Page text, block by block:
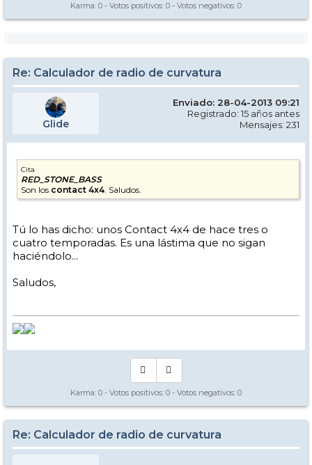
Karma: 0 - Votos positivos: 0 - Votos negativos: 0
Re: Calculador de radio de curvatura
Glide
Enviado: 28-04-2013 09:21
Registrado: 15 años antes
Mensajes: 231
Cita
RED_STONE_BASS
Son los contact 4x4. Saludos.
Tú lo has dicho: unos Contact 4x4 de hace tres o
cuatro temporadas. Es una lástima que no sigan
haciéndolo...
Saludos,
Karma: 0 - Votos positivos: 0 - Votos negativos: 0
Re: Calculador de radio de curvatura